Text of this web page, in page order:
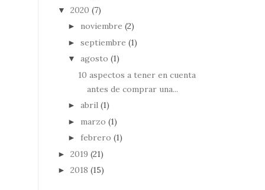
▼ 2020 (7)
► noviembre (2)
► septiembre (1)
▼ agosto (1)
10 aspectos a tener en cuenta
antes de comprar una...
► abril (1)
► marzo (1)
► febrero (1)
► 2019 (21)
► 2018 (15)